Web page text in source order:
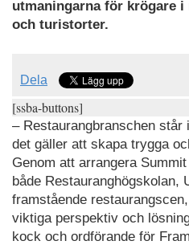
utmaningarna för krögare
och turistorter.
Dela
[ssba-buttons]
– Restaurangbranschen
det gäller att skapa trygga
Genom att arrangera
både Restauranghögskolan,
framstående
viktiga perspektiv och
kock och ordförande för